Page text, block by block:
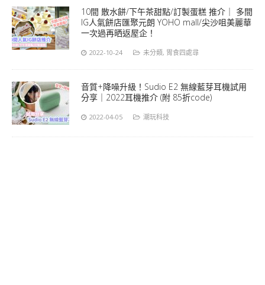
10間 散水餅/下午茶甜點/訂製蛋糕 推介｜ 多間
IG人氣餅店匯聚元朗 YOHO mall/尖沙咀美麗華
一次過再晒返屋企！
2022-10-24 未分類, 胃食四處尋
音質+降噪升級！Sudio E2 無線藍芽耳機試用
分享｜2022耳機推介 (附 85折code)
2022-04-05 潮玩科技